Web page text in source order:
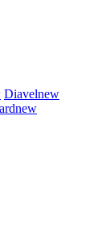
Diavelnew
new